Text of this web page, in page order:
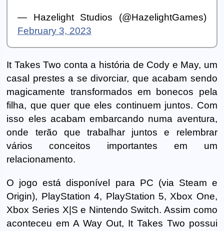
— Hazelight Studios (@HazelightGames)
February 3, 2023
It Takes Two conta a história de Cody e May, um
casal prestes a se divorciar, que acabam sendo
magicamente transformados em bonecos pela
filha, que quer que eles continuem juntos. Com
isso eles acabam embarcando numa aventura,
onde terão que trabalhar juntos e relembrar
vários conceitos importantes em um
relacionamento.
O jogo está disponível para PC (via Steam e
Origin), PlayStation 4, PlayStation 5, Xbox One,
Xbox Series X|S e Nintendo Switch. Assim como
aconteceu em A Way Out, It Takes Two possui